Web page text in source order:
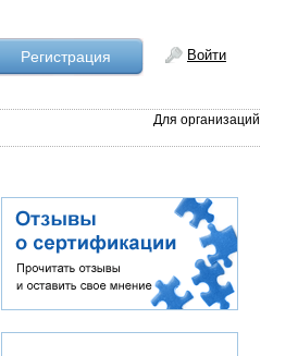
Рeгистрация Войти
Для организаций